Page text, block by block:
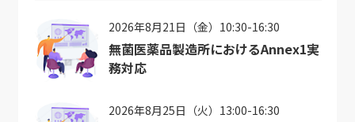
2026年8月21日（金）10:30-16:30
無菌医薬品製造所におけるAnnex1実
務対応
2026年8月25日（火）13:00-16:30